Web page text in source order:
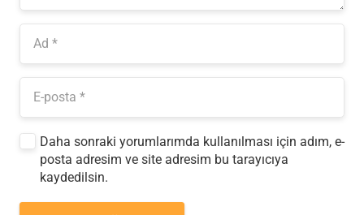
Daha sonraki yorumlarımda kullanılması için adım, e-
posta adresim ve site adresim bu tarayıcıya
kaydedilsin.